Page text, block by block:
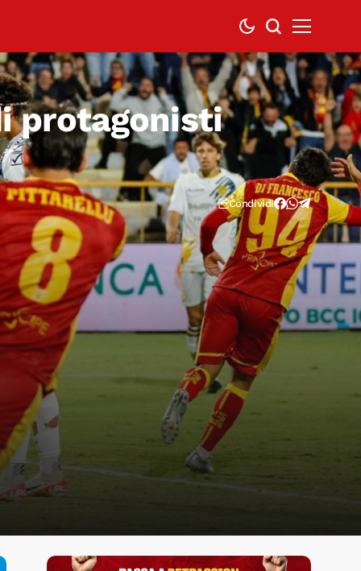
protagonisti
Condividi